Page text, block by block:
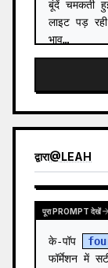
बूंदें चमकती
लाइट पड़
भाव…
द्वारा@LEAH
पूरा PROMPT देखें
के-पॉप
फॉर्मेशन में